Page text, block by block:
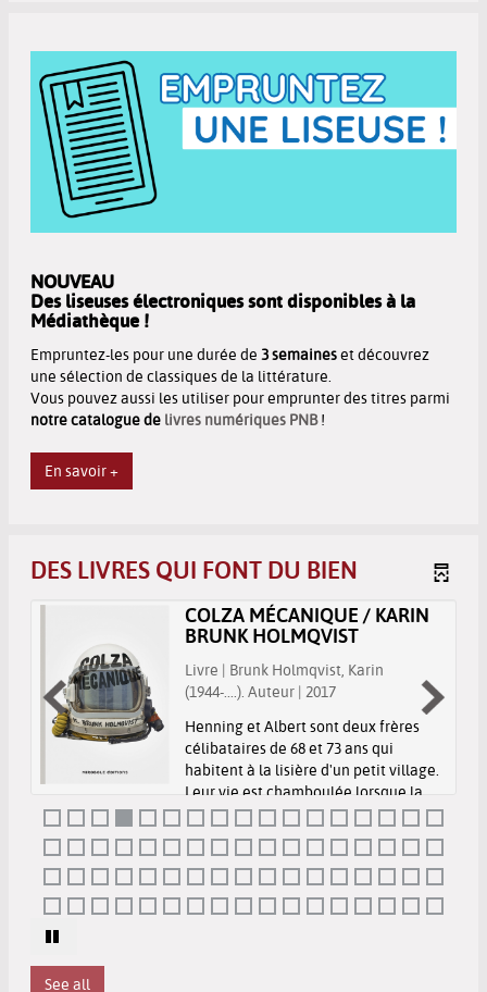
NOUVEAU
Des liseuses électroniques sont disponibles à la
Médiathèque !
Empruntez-les pour une durée de 3 semaines
et découvrez
une sélection de classiques de la littérature.
Vous pouvez aussi les utiliser pour emprunter des titres parmi
notre catalogue de livres numériques PNB !
En savoir +
DES LIVRES QUI FONT DU BIEN
COLZA MÉCANIQUE / KARIN
BRUNK HOLMQVIST
Livre | Brunk Holmqvist, Karin
(1944-....). Auteur | 2017
Henning et Albert sont deux frères
célibataires de 68 et 73 ans qui
habitent à la lisière d'un petit village.
Leur vie est chamboulée lorsque la
maison voisine est transformée en
centre de désintoxication pour
See all